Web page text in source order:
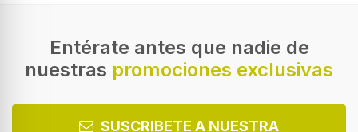
Entérate antes que nadie de
nuestras promociones exclusivas
SUSCRIBETE A NUESTRA